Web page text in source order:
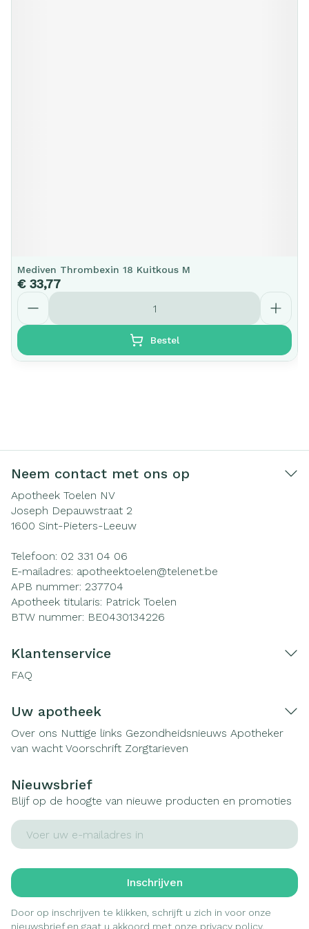
Mediven Thrombexin 18 Kuitkous M
€ 33,77
Aantal
Bestel
Neem contact met ons op
Apotheek Toelen NV
Joseph Depauwstraat 2
1600 Sint-Pieters-Leeuw
Telefoon: 02 331 04 06
E-mailadres: apotheektoelen@telenet.be
APB nummer: 237704
Apotheek titularis: Patrick Toelen
BTW nummer: BE0430134226
Klantenservice
FAQ
Uw apotheek
Over ons Nuttige links Gezondheidsnieuws Apotheker
van wacht Voorschrift Zorgtarieven
Nieuwsbrief
Blijf op de hoogte van nieuwe producten en promoties
E-mail adres
Inschrijven
Door op inschrijven te klikken, schrijft u zich in voor onze
nieuwsbrief en gaat u akkoord met onze privacy policy.